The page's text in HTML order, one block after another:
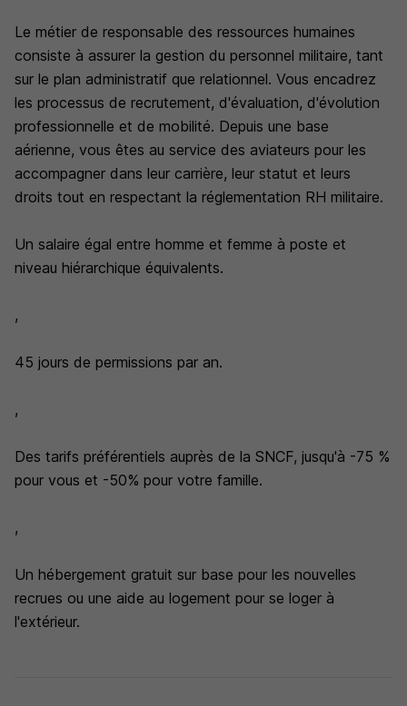
Le métier de responsable des ressources humaines
consiste à assurer la gestion du personnel militaire, tant
sur le plan administratif que relationnel. Vous encadrez
les processus de recrutement, d'évaluation, d'évolution
professionnelle et de mobilité. Depuis une base
aérienne, vous êtes au service des aviateurs pour les
accompagner dans leur carrière, leur statut et leurs
droits tout en respectant la réglementation RH militaire.
Un salaire égal entre homme et femme à poste et
niveau hiérarchique équivalents.
,
45 jours de permissions par an.
,
Des tarifs préférentiels auprès de la SNCF, jusqu'à -75 %
pour vous et -50% pour votre famille.
,
Un hébergement gratuit sur base pour les nouvelles
recrues ou une aide au logement pour se loger à
l'extérieur.